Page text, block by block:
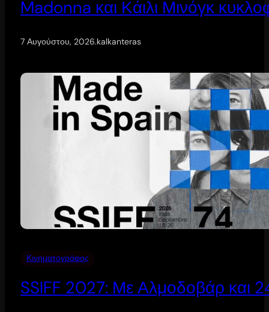
Madonna και Κάιλι Μινόγκ
7 Αυγούστου, 2026.kalkanteras
Κινηματογράφος
SSIFF 2027: Με Αλμοδοβάρ και 24